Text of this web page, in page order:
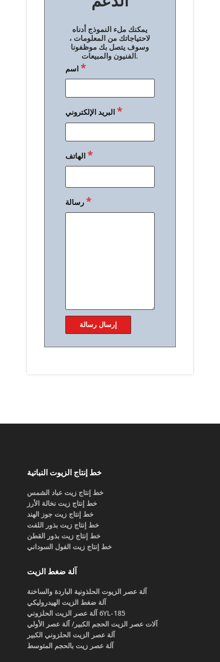
يمكنك ملء النموذج أدناه
لاحتياجاتك من المعلومات ،
وسوف يتصل بك موظفونا
الفنيون والمبيعات.
اسم*
البريد الإلكتروني*
الهاتف*
رسالة*
خط إنتاج الزيوت النباتية
خط إنتاج زيت عباد الشمس
خط إنتاج زيت نخالة الأرز
خط إنتاج زيت جوز الهند
خط إنتاج زيت بذور اللفت
خط إنتاج زيت بذور القطن
خط إنتاج زيت الفول السوداني
آلة ضغط الزيت
آلة عصر الزيوت الحلذونية الباردة والساخنة
آلة ضغط الزيت الهيدروليكي
6YL-185 آلة عصر الزيت الحلزوني
آلات عصر الزيت الحجم الكبير/ آلة عصر الأولي
آلة عصر الزيت الحلزوني الكبير
آلة عصر زيت بالحجم المتوسط